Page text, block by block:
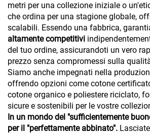
metri per una collezione iniziale o
che ordina per una stagione globale,
scalabili. Essendo una fabbrica,
altamente competitivi
del tuo ordine, assicurandoti un vero
prezzo senza compromessi sulla
Siamo anche impegnati nella
offrendo opzioni come cotone
cotone organico e poliestere riciclato,
sicure e sostenibili per le vostre
In un mondo del "sufficientemente
per il "perfettamente abbinato".